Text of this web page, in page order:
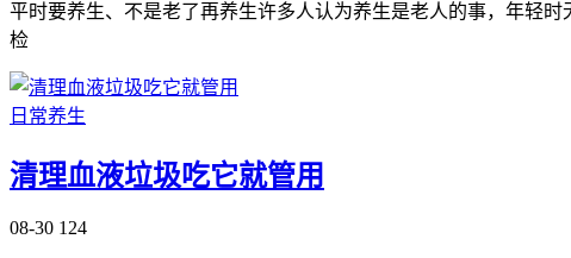
平时要养生、不是老了再养生许多人认为养生是老人的事，年轻
检
日常养生
清理血液垃圾吃它就管用
08-30 124